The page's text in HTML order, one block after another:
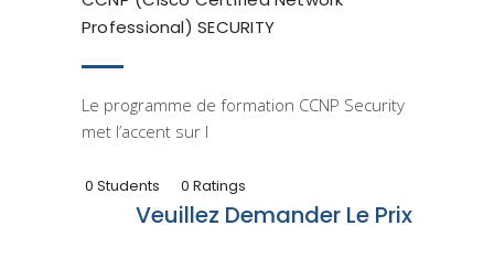
Professional) SECURITY
Le programme de formation CCNP Security
met l’accent sur l
0 Students 0 Ratings
Veuillez Demander Le Prix
Cisco